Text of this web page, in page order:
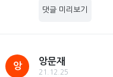
댓글 미리보기
앙
앙문재
21.12.25